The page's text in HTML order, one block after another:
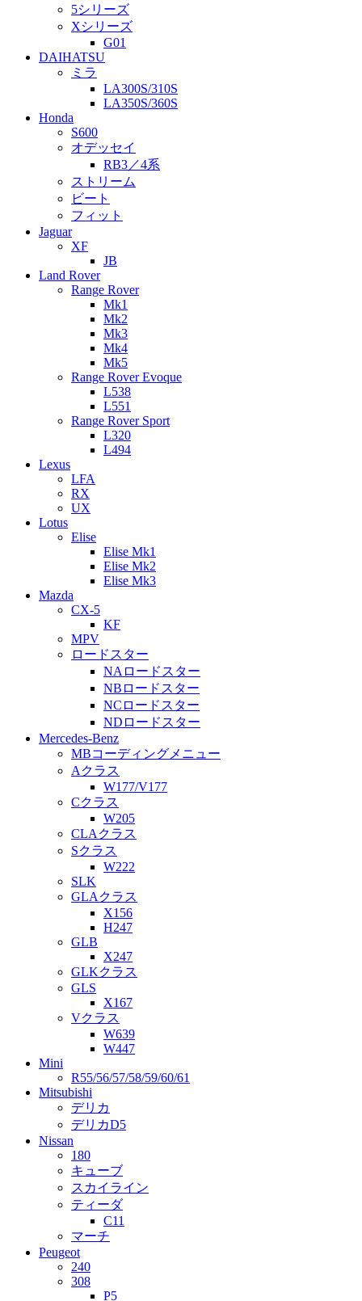
5シリーズ
Xシリーズ
G01
DAIHATSU
ミラ
LA300S/310S
LA350S/360S
Honda
S600
オデッセイ
RB3／4系
ストリーム
ビート
フィット
Jaguar
XF
JB
Land Rover
Range Rover
Mk1
Mk2
Mk3
Mk4
Mk5
Range Rover Evoque
L538
L551
Range Rover Sport
L320
L494
Lexus
LFA
RX
UX
Lotus
Elise
Elise Mk1
Elise Mk2
Elise Mk3
Mazda
CX-5
KF
MPV
ロードスター
NAロードスター
NBロードスター
NCロードスター
NDロードスター
Mercedes-Benz
MBコーディングメニュー
Aクラス
W177/V177
Cクラス
W205
CLAクラス
Sクラス
W222
SLK
GLAクラス
X156
H247
GLB
X247
GLKクラス
GLS
X167
Vクラス
W639
W447
Mini
R55/56/57/58/59/60/61
Mitsubishi
デリカ
デリカD5
Nissan
180
キューブ
スカイライン
ティーダ
C11
マーチ
Peugeot
240
308
P5